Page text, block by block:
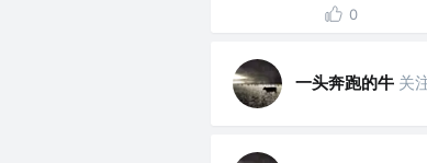
0
一头奔跑的牛 关